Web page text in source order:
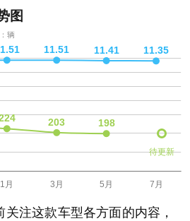
图
辆
待更新
注这款车型各方面的内容，